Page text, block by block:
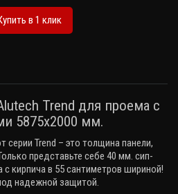
в 1 клик
Trend для проема с
5875х2000 мм.
серии Trend – это толщина панели,
представьте себе 40 мм. сип-
кирпича в 55 сантиметров шириной!
надежной защитой.